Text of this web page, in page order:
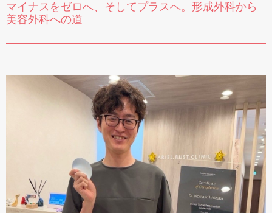
マイナスをゼロへ、そしてプラスへ。形成外科から
美容外科への道